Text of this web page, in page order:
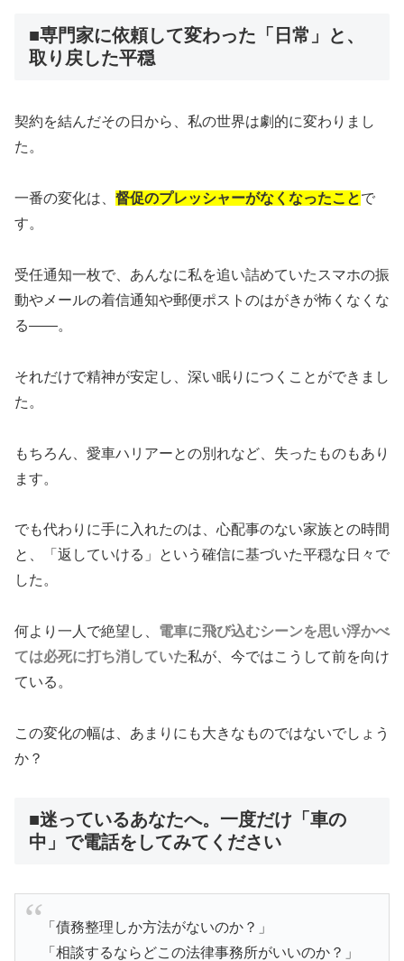
■専門家に依頼して変わった「日常」と、
取り戻した平穏
契約を結んだその日から、私の世界は劇的に変わりまし
た。
一番の変化は、 督促のプレッシャーがなくなったことで
す。
受任通知一枚で、あんなに私を追い詰めていたスマホの振
動やメールの着信通知や郵便ポストのはがきが怖くなくな
る――。
それだけで精神が安定し、深い眠りにつくことができまし
た。
もちろん、愛車ハリアーとの別れなど、失ったものもあり
ます。
でも代わりに手に入れたのは、心配事のない家族との時間
と、「返していける」という確信に基づいた平穏な日々で
した。
何より一人で絶望し、 電車に飛び込むシーンを思い浮かべ
ては必死に打ち消していた私が、今ではこうして前を向け
ている。
この変化の幅は、あまりにも大きなものではないでしょう
か？
■迷っているあなたへ。一度だけ「車の
中」で電話をしてみてください
「債務整理しか方法がないのか？」
「相談するならどこの法律事務所がいいのか？」